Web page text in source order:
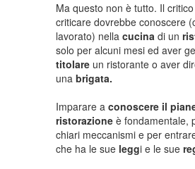
Ma questo non è tutto. Il
criticare dovrebbe conoscere
lavorato) nella cucinadi un
solo per alcuni mesi ed aver
titolare un ristorante o aver
unabrigata.
Imparare a conoscere il
ristorazione è fondamentale,
chiari meccanismi e per
che ha le sue leggi e le sue